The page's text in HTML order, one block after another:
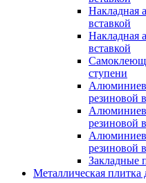
Накладная
вставкой
Накладная
вставкой
ступени
резиновой
резиновой
резиновой
Закладные
Металлическая